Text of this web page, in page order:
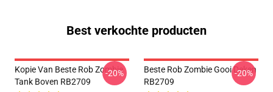
Best verkochte producten
Kopie Van Beste Rob Zombie
Tank Boven RB2709
-20%
Beste Rob Zombie Gooi Deken
RB2709
-20%